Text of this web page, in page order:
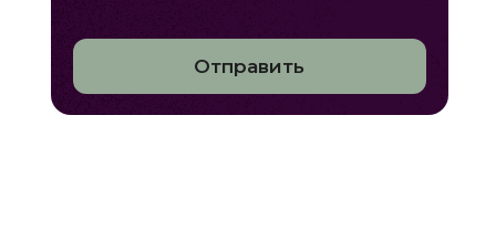
Отправить